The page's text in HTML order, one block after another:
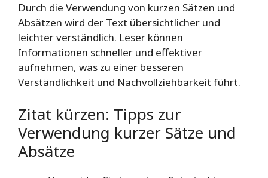
Durch die Verwendung von kurzen Sätzen und
Absätzen wird der Text übersichtlicher und
leichter verständlich. Leser können
Informationen schneller und effektiver
aufnehmen, was zu einer besseren
Verständlichkeit und Nachvollziehbarkeit führt.
Zitat kürzen: Tipps zur
Verwendung kurzer Sätze und
Absätze